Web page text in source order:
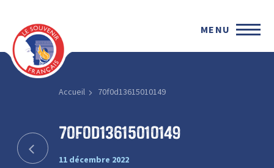
MENU
Accueil 70f0d13615010149
70f0d13615010149
11 décembre 2022